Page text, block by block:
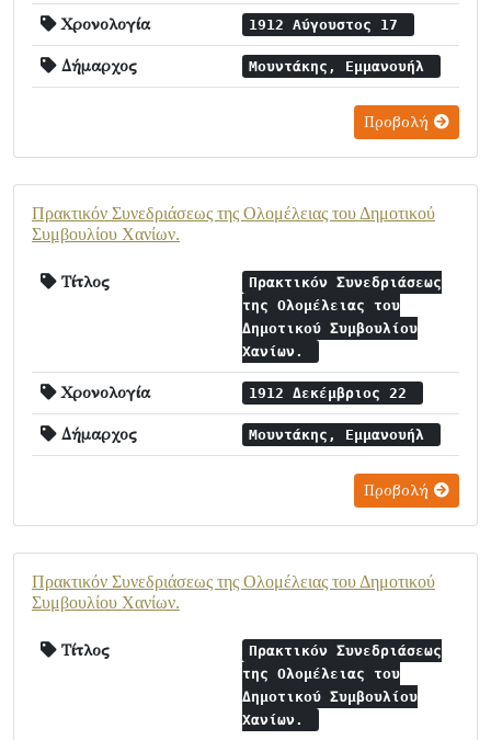
Χρονολογία 1912 Αύγουστος 17
Δήμαρχος Μουντάκης, Εμμανουήλ
Προβολή
Πρακτικόν Συνεδριάσεως της Ολομέλειας του Δημοτικού
Συμβουλίου Χανίων.
Τίτλος
Πρακτικόν Συνεδριάσεως
της Ολομέλειας του
Δημοτικού Συμβουλίου
Χανίων.
Χρονολογία 1912 Δεκέμβριος 22
Δήμαρχος Μουντάκης, Εμμανουήλ
Προβολή
Πρακτικόν Συνεδριάσεως της Ολομέλειας του Δημοτικού
Συμβουλίου Χανίων.
Τίτλος
Πρακτικόν Συνεδριάσεως
της Ολομέλειας του
Δημοτικού Συμβουλίου
Χανίων.